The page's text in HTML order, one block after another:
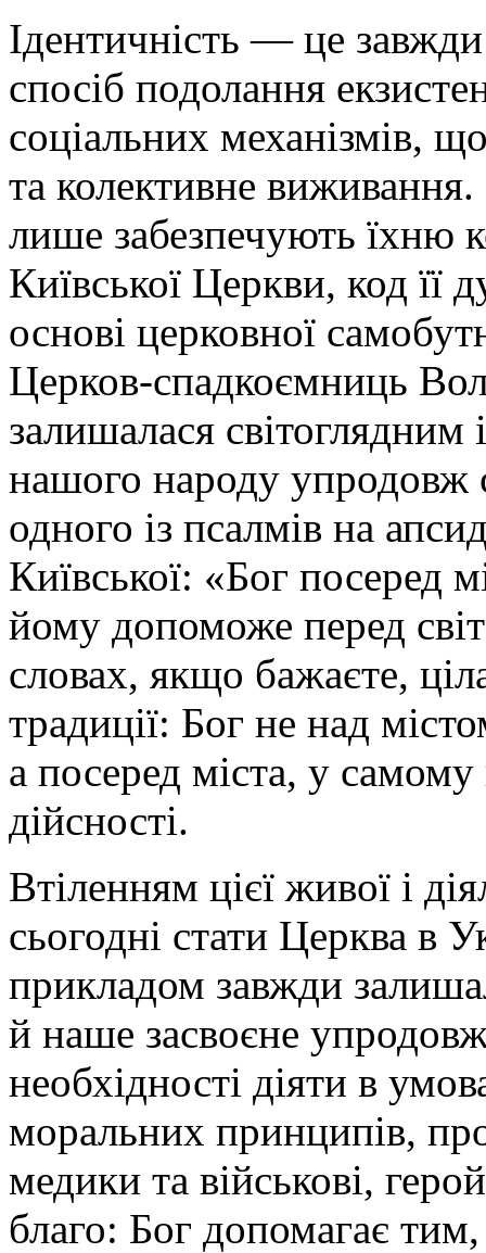
Ідентичність — це
спосіб подолання
соціальних механізмів,
та колективне
лише забезпечують їхню
Київської Церкви, код
основі церковної
Церков-спадкоємниць
залишалася світоглядним
нашого народу упродовж
одного із псалмів на
Київської: «Бог посеред
йому допоможе перед
словах, якщо бажаєте,
традиції: Бог не над
а посеред міста, у самому
дійсності.
Втіленням цієї живої і
сьогодні стати Церква в
прикладом завжди
й наше засвоєне
необхідності діяти в
моральних принципів,
медики та військові,
благо: Бог допомагає